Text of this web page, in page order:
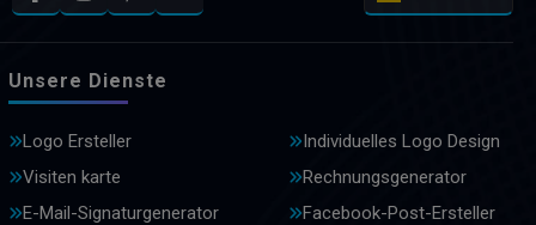
Unsere Dienste
Logo Ersteller
Individuelles Logo Design
Visiten karte
Rechnungsgenerator
E-Mail-Signaturgenerator
Facebook-Post-Ersteller